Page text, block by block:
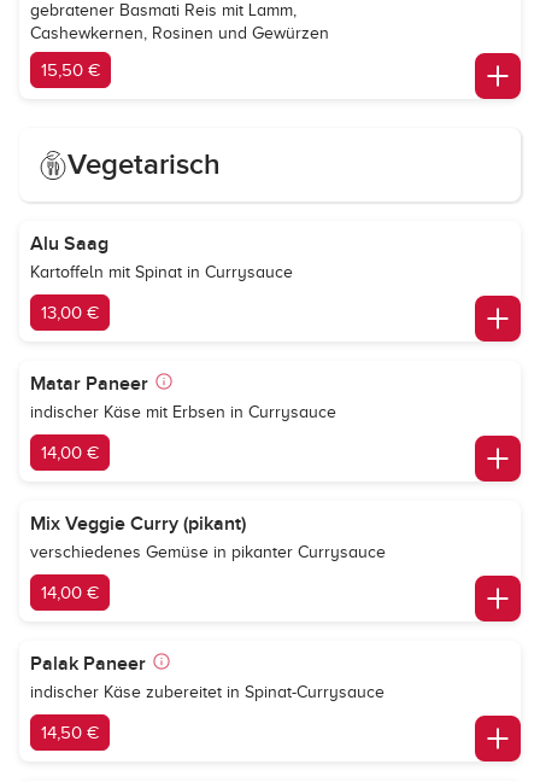
gebratener Basmati Reis mit Lamm,
Cashewkernen, Rosinen und Gewürzen
15,50 €
Vegetarisch
Alu Saag
Kartoffeln mit Spinat in Currysauce
13,00 €
Matar Paneer
indischer Käse mit Erbsen in Currysauce
14,00 €
Mix Veggie Curry (pikant)
verschiedenes Gemüse in pikanter Currysauce
14,00 €
Palak Paneer
indischer Käse zubereitet in Spinat-Currysauce
14,50 €